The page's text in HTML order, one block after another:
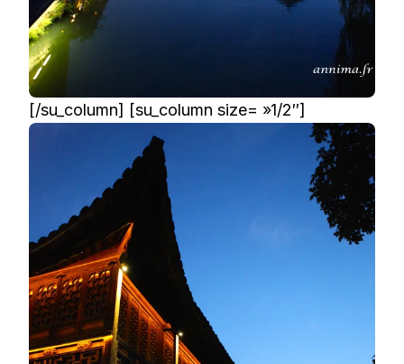
[/su_column] [su_column size= »1/2″]